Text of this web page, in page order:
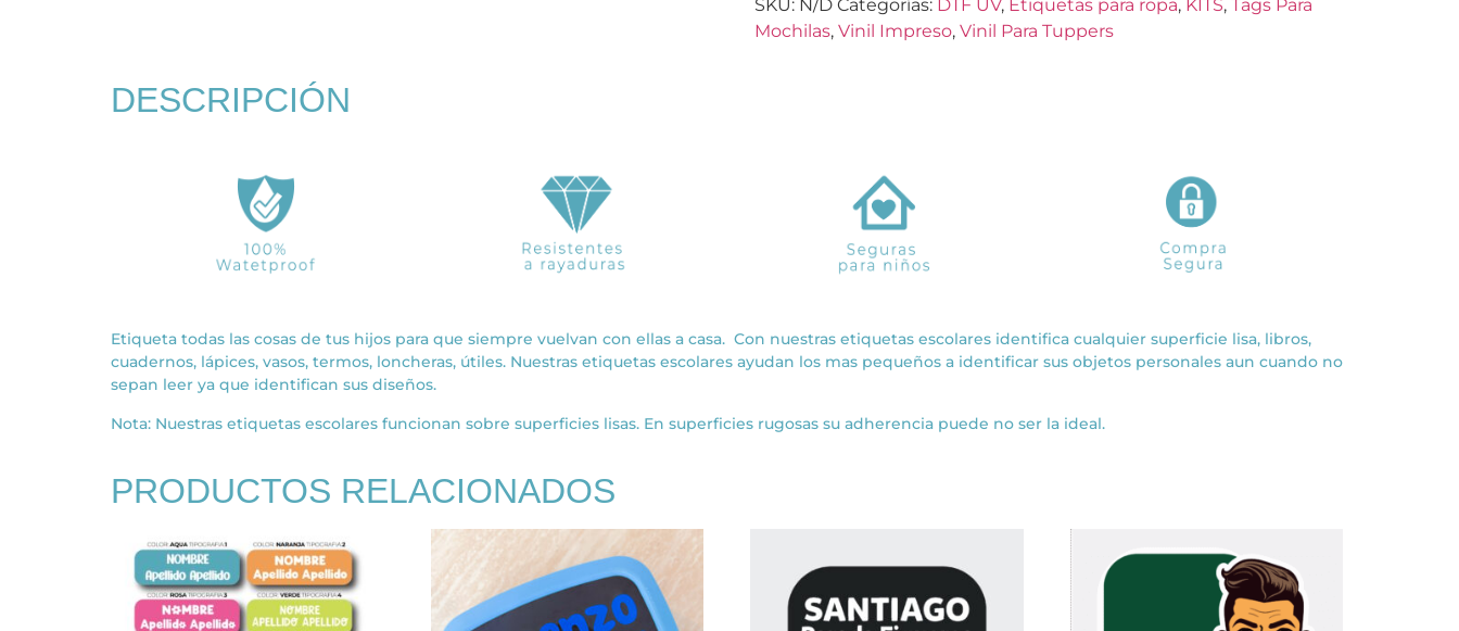
SKU: N/D Categorías: DTF UV, Etiquetas para ropa, KITS, Tags Para
Mochilas, Vinil Impreso, Vinil Para Tuppers
DESCRIPCIÓN
Etiqueta todas las cosas de tus hijos para que siempre vuelvan con ellas a casa. Con nuestras etiquetas escolares identifica cualquier superficie lisa, libros,
cuadernos, lápices, vasos, termos, loncheras, útiles. Nuestras etiquetas escolares ayudan los mas pequeños a identificar sus objetos personales aun cuando no
sepan leer ya que identifican sus diseños.
Nota: Nuestras etiquetas escolares funcionan sobre superficies lisas. En superficies rugosas su adherencia puede no ser la ideal.
PRODUCTOS RELACIONADOS